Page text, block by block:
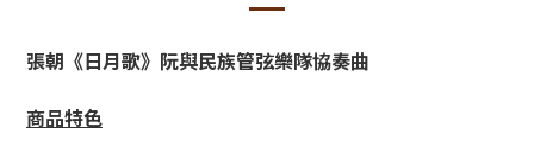
張朝《日月歌》阮與民族管弦樂隊協奏曲
商品特色